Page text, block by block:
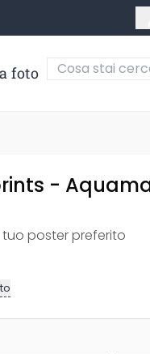
foto
-
tuo poster preferito